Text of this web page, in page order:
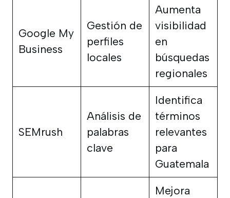
Google My
Business
Gestión de
perfiles
locales
Aumenta
visibilidad
en
búsquedas
regionales
SEMrush
Análisis de
palabras
clave
Identifica
términos
relevantes
para
Guatemala
Mejora